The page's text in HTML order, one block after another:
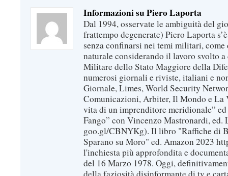
Informazioni su Piero Laporta
Dal 1994, osservate le ambiguità del
frattempo degenerate) Piero Laporta
senza confinarsi nei temi militari, come
naturale considerando il lavoro svolto
Militare dello Stato Maggiore della
numerosi giornali e riviste, italiani e
Giornale, Limes, World Security
Comunicazioni, Arbiter, Il Mondo e La
vita di un imprenditore meridionale”
Fango” con Vincenzo Mastronardi,
goo.gl/CBNYKg). Il libro "Raffiche di
Sparano su Moro" ed. Amazon 2023
l'inchiesta più approfondita e
del 16 Marzo 1978. Oggi,